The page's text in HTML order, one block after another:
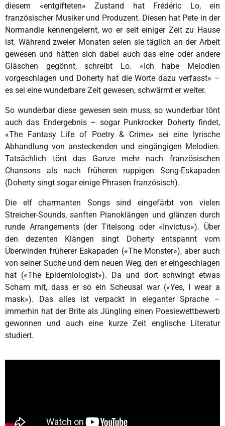
diesem «entgifteten» Zustand hat Frédéric Lo, ein
französischer Musiker und Produzent. Diesen hat Pete in der
Normandie kennengelernt, wo er seit einiger Zeit zu Hause
ist. Während zweier Monaten seien sie täglich an der Arbeit
gewesen und hätten sich dabei auch das eine oder andere
Gläschen gegönnt, schreibt Lo. «Ich habe Melodien
vorgeschlagen und Doherty hat die Worte dazu verfasst» –
es sei eine wunderbare Zeit gewesen, schwärmt er weiter.
So wunderbar diese gewesen sein muss, so wunderbar tönt
auch das Endergebnis – sogar Punkrocker Doherty findet,
«The Fantasy Life of Poetry & Crime» sei eine lyrische
Abhandlung von ansteckenden und eingängigen Melodien.
Tatsächlich tönt das Ganze mehr nach französischen
Chansons als nach früheren ruppigen Song-Eskapaden
(Doherty singt sogar einige Phrasen französisch).
Die elf charmanten Songs sind eingefärbt von vielen
Streicher-Sounds, sanften Pianoklängen und glänzen durch
runde Arrangements (der Titelsong oder «Invictus»). Über
den dezenten Klängen singt Doherty entspannt vom
Überwinden früherer Eskapaden («The Monster»), aber auch
von seiner Suche und dem neuen Weg, den er eingeschlagen
hat («The Epidemiologist»). Da und dort schwingt etwas
Scham mit, dass er so ein Scheusal war («Yes, I wear a
mask»). Das alles ist verpackt in eleganter Sprache –
immerhin hat der Brite als Jüngling einen Poesiewettbewerb
gewonnen und auch eine kurze Zeit englische Literatur
studiert.